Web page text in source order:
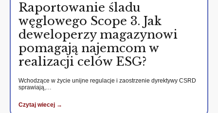
Raportowanie śladu
węglowego Scope 3. Jak
deweloperzy magazynowi
pomagają najemcom w
realizacji celów ESG?
Wchodzące w życie unijne regulacje i zaostrzenie dyrektywy CSRD
sprawiają,…
Czytaj wiecej →